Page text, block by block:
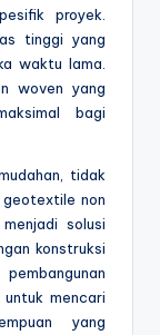
proyek.
tinggi yang
waktu lama.
woven yang
bagi
tidak
geotextile non
solusi
konstruksi
mencari
yang